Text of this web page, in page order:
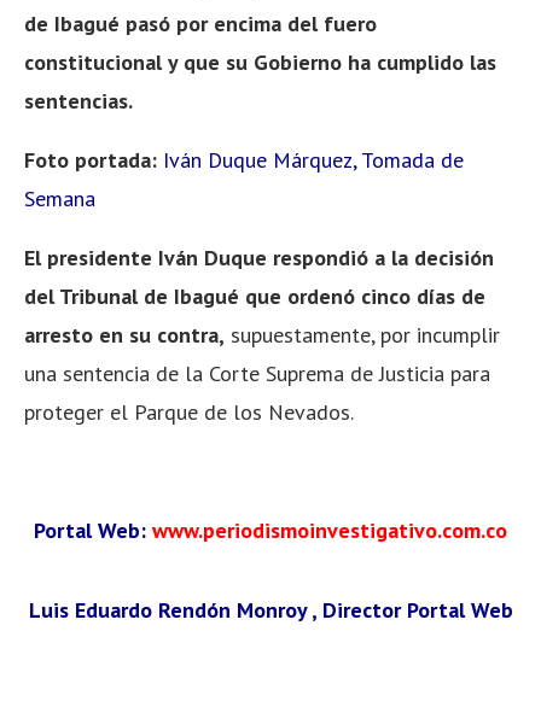
de Ibagué pasó por encima del fuero
constitucional y que su Gobierno ha cumplido las
sentencias.
Foto portada: Iván Duque Márquez, Tomada de
Semana
El presidente Iván Duque respondió a la decisión
del Tribunal de Ibagué que ordenó cinco días de
arresto en su contra, supuestamente, por incumplir
una sentencia de la Corte Suprema de Justicia para
proteger el Parque de los Nevados.
Portal Web: www.periodismoinvestigativo.com.co
Luis Eduardo Rendón Monroy , Director Portal Web